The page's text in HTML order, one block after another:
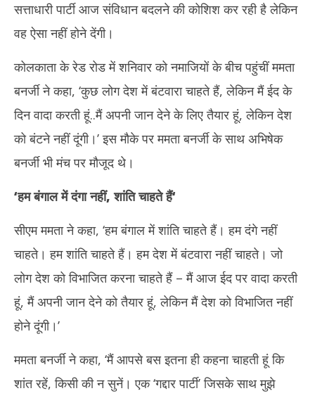
NOW VIEWING
ममता बनर्जी का भाजपा पर प्रहार – ‘संविधान बदलने की हो रही कोशिश, इतिहास
बदला जा रहा…ऐसा नहीं होने दूंगी’
April
22,
2023
सत्ताधारी पार्टी आज संविधान बदलने की कोशिश कर रही है लेकिन
वह ऐसा नहीं होने देंगी।
कोलकाता के रेड रोड में शनिवार को नमाजियों के बीच पहुंचीं ममता
बनर्जी ने कहा, ‘कुछ लोग देश में बंटवारा चाहते हैं, लेकिन मैं ईद के
दिन वादा करती हूं..मैं अपनी जान देने के लिए तैयार हूं, लेकिन देश
को बंटने नहीं दूंगी।’ इस मौके पर ममता बनर्जी के साथ अभिषेक
बनर्जी भी मंच पर मौजूद थे।
‘हम बंगाल में दंगा नहीं, शांति चाहते हैं‘
सीएम ममता ने कहा, ‘हम बंगाल में शांति चाहते हैं। हम दंगे नहीं
चाहते। हम शांति चाहते हैं। हम देश में बंटवारा नहीं चाहते। जो
लोग देश को विभाजित करना चाहते हैं – मैं आज ईद पर वादा करती
हूं, मैं अपनी जान देने को तैयार हूं, लेकिन मैं देश को विभाजित नहीं
होने दूंगी।’
ममता बनर्जी ने कहा, ‘मैं आपसे बस इतना ही कहना चाहती हूं कि
शांत रहें, किसी की न सुनें। एक ‘गद्दार पार्टी’ जिसके साथ मुझे